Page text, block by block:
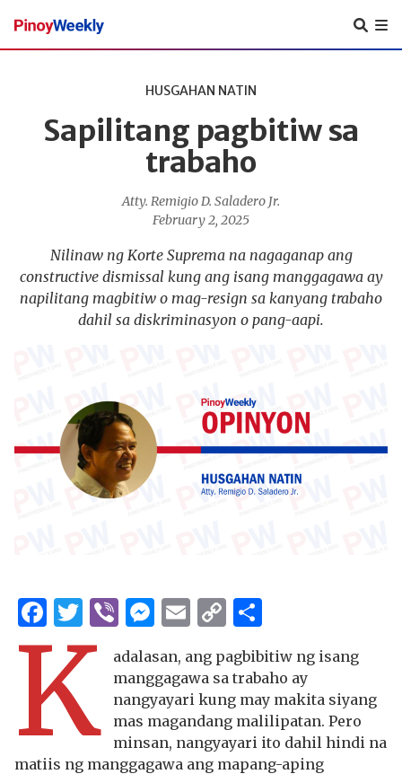
Pinoy
Weekly
HUSGAHAN NATIN
Sapilitang pagbitiw sa
trabaho
Atty. Remigio D. Saladero Jr.
February 2, 2025
Nilinaw ng Korte Suprema na nagaganap ang
constructive dismissal kung ang isang manggagawa ay
napilitang magbitiw o mag-resign sa kanyang trabaho
dahil sa diskriminasyon o pang-aapi.
Facebook
Twitter
ViberMessenger
Email
Copy
Link
K
adalasan, ang pagbibitiw ng isang
manggagawa sa trabaho ay
nangyayari kung may makita siyang
mas magandang malilipatan. Pero
minsan, nangyayari ito dahil hindi na
matiis ng manggagawa ang mapang-aping